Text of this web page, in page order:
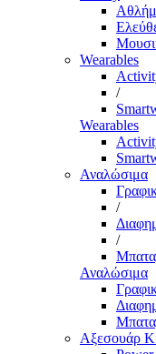
Wearables
/
Wearables
Αναλώσιμα
/
/
Αναλώσιμα
Αξεσουάρ